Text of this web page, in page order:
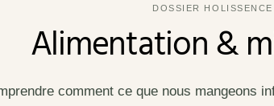
DOSSIER HOLISSENCE
Alimentation &
comment ce que nous mangeons